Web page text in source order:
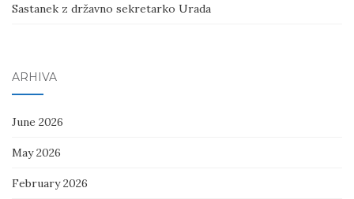
Sastanek z državno sekretarko Urada
ARHIVA
June 2026
May 2026
February 2026